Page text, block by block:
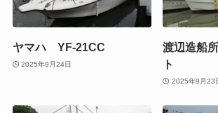
ヤマハ YF-21CC
2025年9月24日
渡辺造船
ト
2025年9月23